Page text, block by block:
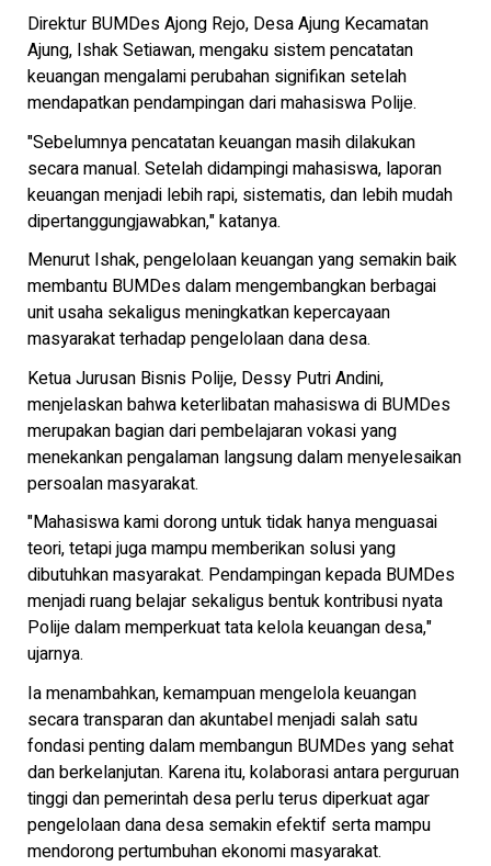
Direktur BUMDes Ajong Rejo, Desa Ajung Kecamatan
Ajung, Ishak Setiawan, mengaku sistem pencatatan
keuangan mengalami perubahan signifikan setelah
mendapatkan pendampingan dari mahasiswa Polije.
"Sebelumnya pencatatan keuangan masih dilakukan
secara manual. Setelah didampingi mahasiswa, laporan
keuangan menjadi lebih rapi, sistematis, dan lebih mudah
dipertanggungjawabkan," katanya.
Menurut Ishak, pengelolaan keuangan yang semakin baik
membantu BUMDes dalam mengembangkan berbagai
unit usaha sekaligus meningkatkan kepercayaan
masyarakat terhadap pengelolaan dana desa.
Ketua Jurusan Bisnis Polije, Dessy Putri Andini,
menjelaskan bahwa keterlibatan mahasiswa di BUMDes
merupakan bagian dari pembelajaran vokasi yang
menekankan pengalaman langsung dalam menyelesaikan
persoalan masyarakat.
"Mahasiswa kami dorong untuk tidak hanya menguasai
teori, tetapi juga mampu memberikan solusi yang
dibutuhkan masyarakat. Pendampingan kepada BUMDes
menjadi ruang belajar sekaligus bentuk kontribusi nyata
Polije dalam memperkuat tata kelola keuangan desa,"
ujarnya.
Ia menambahkan, kemampuan mengelola keuangan
secara transparan dan akuntabel menjadi salah satu
fondasi penting dalam membangun BUMDes yang sehat
dan berkelanjutan. Karena itu, kolaborasi antara perguruan
tinggi dan pemerintah desa perlu terus diperkuat agar
pengelolaan dana desa semakin efektif serta mampu
mendorong pertumbuhan ekonomi masyarakat.